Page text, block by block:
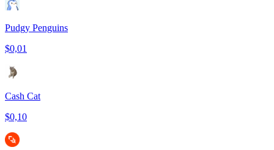
Pudgy Penguins
$0,01
Cash Cat
$0,10